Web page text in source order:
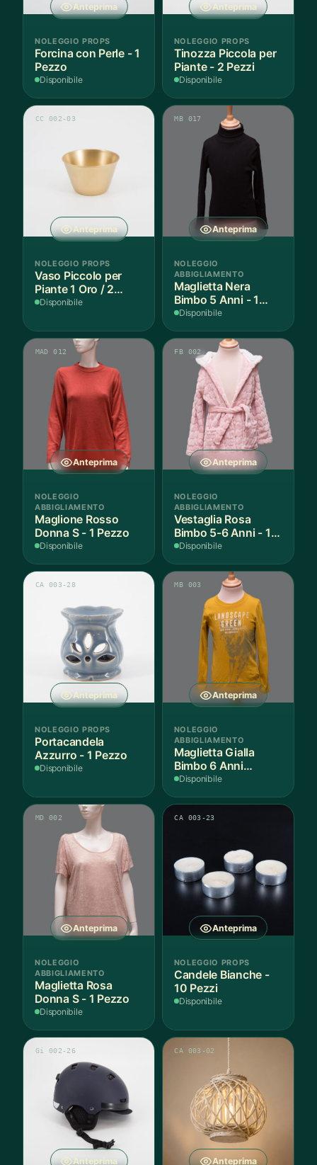
Anteprima
NOLEGGIO PROPS
Forcina con Perle - 1
Pezzo
Disponibile
Anteprima
NOLEGGIO PROPS
Tinozza Piccola per
Piante - 2 Pezzi
Disponibile
Anteprima
CC 002-03
NOLEGGIO PROPS
Vaso Piccolo per
Piante 1 Oro / 2
Argento - 3 Pezzi
Disponibile
Anteprima
MB 017
NOLEGGIO
ABBIGLIAMENTO
Maglietta Nera
Bimbo 5 Anni - 1
Pezzo
Disponibile
Anteprima
MAD 012
NOLEGGIO
ABBIGLIAMENTO
Maglione Rosso
Donna S - 1 Pezzo
Disponibile
Anteprima
FB 002
NOLEGGIO
ABBIGLIAMENTO
Vestaglia Rosa
Bimbo 5-6 Anni - 1
Pezzo
Disponibile
Anteprima
CA 003-28
NOLEGGIO PROPS
Portacandela
Azzurro - 1 Pezzo
Disponibile
Anteprima
MB 003
NOLEGGIO
ABBIGLIAMENTO
Maglietta Gialla
Bimbo 6 Anni
Cotone - 1 Pezzo
Disponibile
Anteprima
MD 002
NOLEGGIO
ABBIGLIAMENTO
Maglietta Rosa
Donna S - 1 Pezzo
Disponibile
Anteprima
CA 003-23
NOLEGGIO PROPS
Candele Bianche -
10 Pezzi
Disponibile
Anteprima
Gi 002-26
Anteprima
CA 003-02